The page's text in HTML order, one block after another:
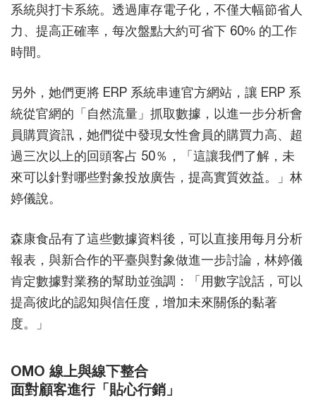
系統與打卡系統。透過庫存電子化，不僅大幅節省人
力、提高正確率，每次盤點大約可省下 60% 的工作
時間。
另外，她們更將 ERP 系統串連官方網站，讓 ERP 系
統從官網的「自然流量」抓取數據，以進一步分析會
員購買資訊，她們從中發現女性會員的購買力高、超
過三次以上的回頭客占 50％，「這讓我們了解，未
來可以針對哪些對象投放廣告，提高實質效益。」林
婷儀說。
森康食品有了這些數據資料後，可以直接用每月分析
報表，與新合作的平臺與對象做進一步討論，林婷儀
肯定數據對業務的幫助並強調：「用數字說話，可以
提高彼此的認知與信任度，增加未來關係的黏著
度。」
OMO 線上與線下整合
面對顧客進行「貼心行銷」